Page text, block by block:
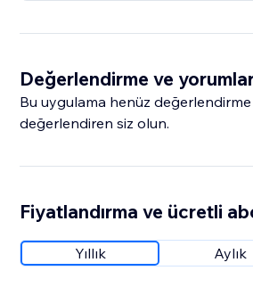
Değerlendirme ve
Bu uygulama henüz değerlendirme
değerlendiren siz olun.
Fiyatlandırma ve ücretli
Yıllık Aylık